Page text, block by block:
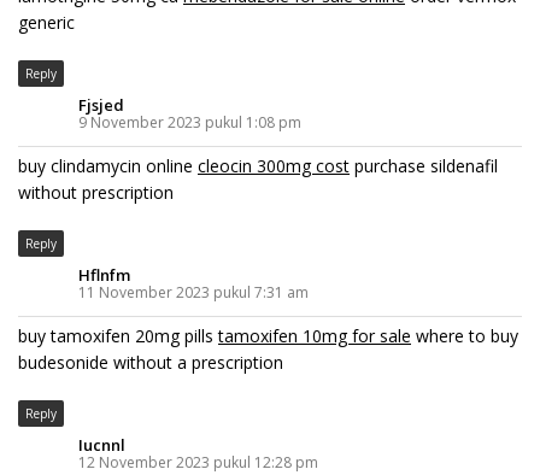
generic
Reply
Fjsjed
9 November 2023 pukul 1:08 pm
buy clindamycin online cleocin 300mg cost purchase sildenafil
without prescription
Reply
Hflnfm
11 November 2023 pukul 7:31 am
buy tamoxifen 20mg pillstamoxifen 10mg for sale where to buy
budesonide without a prescription
Reply
Iucnnl
12 November 2023 pukul 12:28 pm